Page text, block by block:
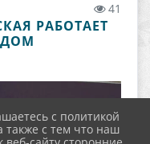
41
РАБОТАЕТ
с политикой
также с тем что наш